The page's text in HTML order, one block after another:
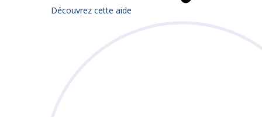
Découvrez cette aide